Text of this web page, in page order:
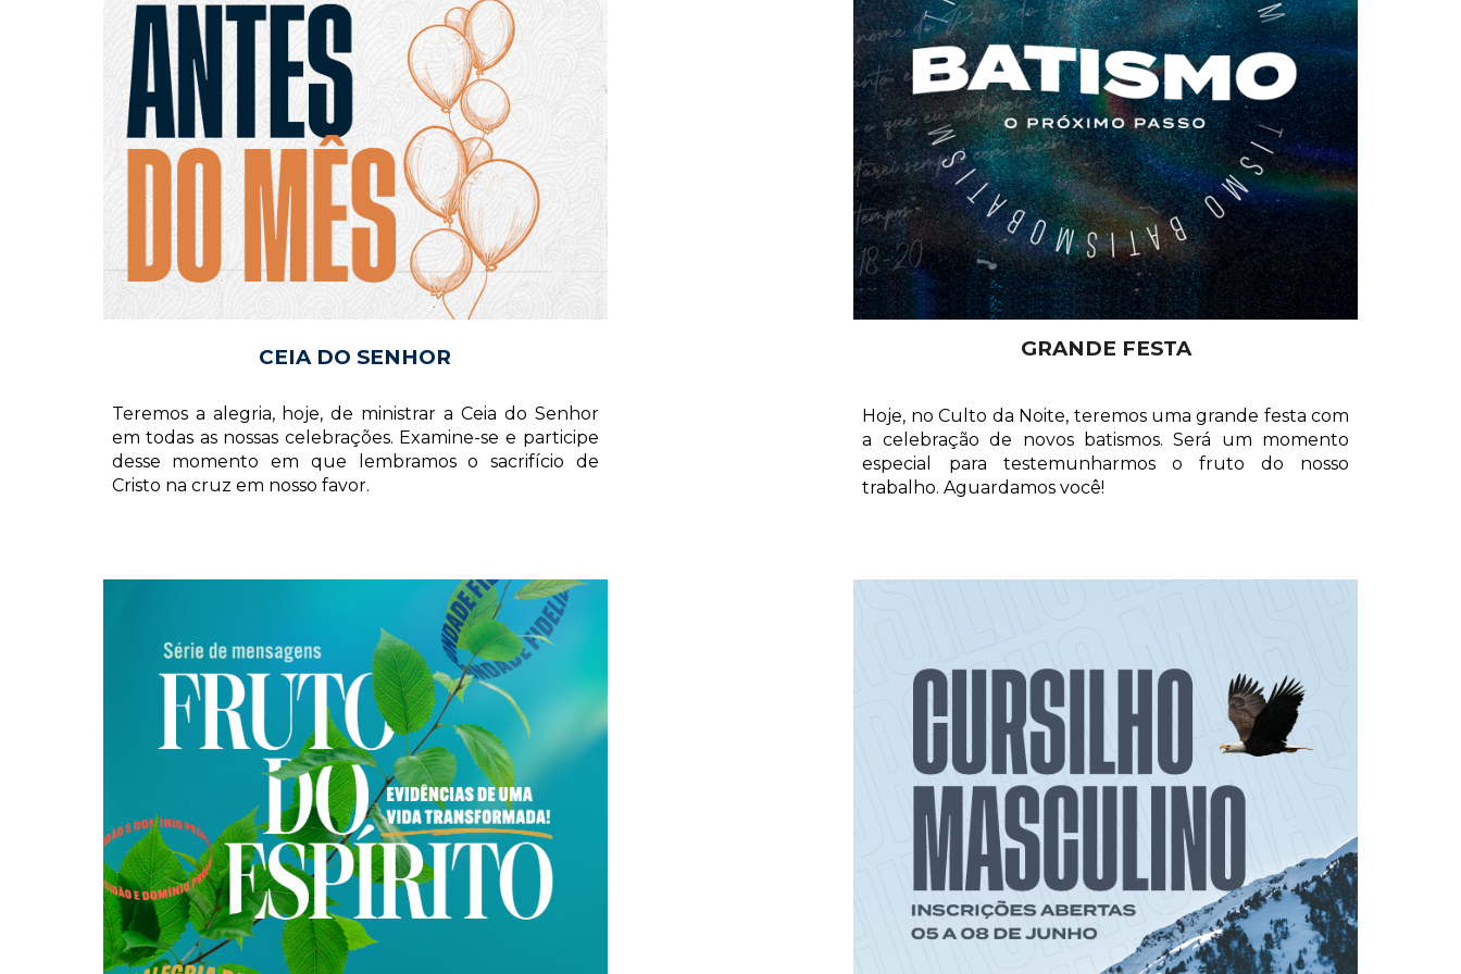
CEIA DO SENHOR
Teremos a alegria, hoje, de ministrar a Ceia do Senhor
em todas as nossas celebrações. Examine-se e participe
desse momento em que lembramos o sacrifício de
Cristo na cruz em nosso favor.
GRANDE FESTA
Hoje, no Culto da Noite, teremos uma grande festa com
a celebração de novos batismos. Será um momento
especial para testemunharmos o fruto do nosso
trabalho. Aguardamos você!